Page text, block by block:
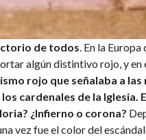
de todos. En la
algún distintivo rojo, y en
rojo que señalaba a
cardenales de la Iglesia.
¿Infierno o corona?
vez fue el color del